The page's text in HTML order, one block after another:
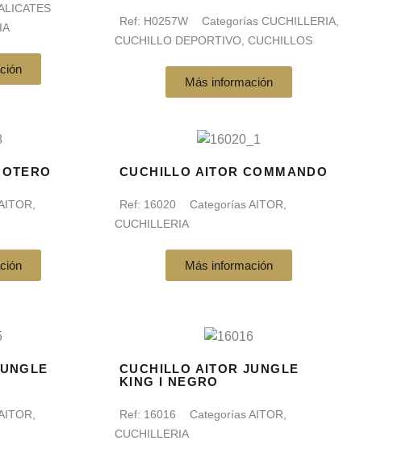
Ref: H0257W Categorías CUCHILLERIA
CUCHILLO DEPORTIVO CUCHILLOS
Más información
,
CUCHILLO AITOR COMMANDO
Ref: 16020 CategoríasAITOR,
CUCHILLERIA
Más información
CUCHILLO AITOR JUNGLE
KING I NEGRO
Ref: 16016 CategoríasAITOR
CUCHILLERIA